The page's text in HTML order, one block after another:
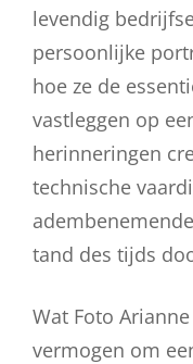
levendig
persoonlijke
hoe ze de
vastleggen op
herinneringen
technische
tand des tijds
Wat Foto
vermogen om